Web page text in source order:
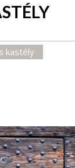
kastély